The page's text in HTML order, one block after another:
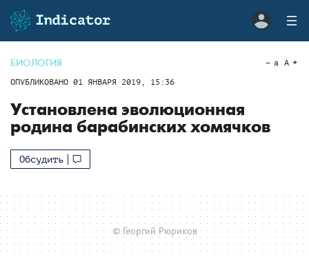
БИОЛОГИЯ
ОПУБЛИКОВАНО 01 ЯНВАРЯ 2019, 15:36
a A
Установлена эволюционная
родина барабинских хомячков
Обсудить
© Георгий Рюриков